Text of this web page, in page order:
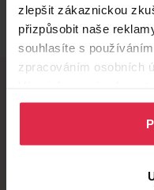
zlepšit zákaznickou
přizpůsobit naše
souhlasíte s
zpracováním osobních
osobních údajů.
Zobrazit všechny značky